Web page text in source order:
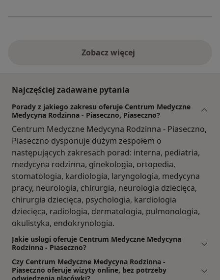
Zobacz więcej
Najczęściej zadawane pytania
Porady z jakiego zakresu oferuje Centrum Medyczne
Medycyna Rodzinna - Piaseczno, Piaseczno?
Centrum Medyczne Medycyna Rodzinna - Piaseczno,
Piaseczno dysponuje dużym zespołem o
następujących zakresach porad: interna, pediatria,
medycyna rodzinna, ginekologia, ortopedia,
stomatologia, kardiologia, laryngologia, medycyna
pracy, neurologia, chirurgia, neurologia dziecięca,
chirurgia dziecięca, psychologia, kardiologia
dziecięca, radiologia, dermatologia, pulmonologia,
okulistyka, endokrynologia.
Jakie usługi oferuje Centrum Medyczne Medycyna
Rodzinna - Piaseczno?
Czy Centrum Medyczne Medycyna Rodzinna -
Piaseczno oferuje wizyty online, bez potrzeby